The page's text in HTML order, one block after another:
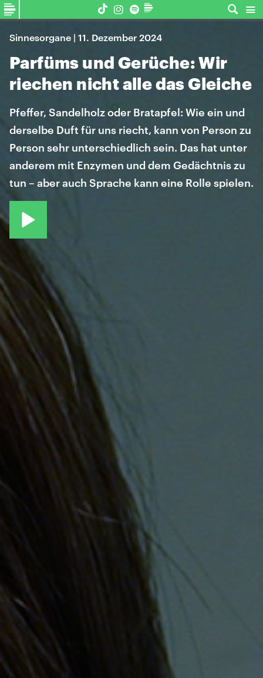
Sinnesorgane | 11. Dezember 2024
Parfüms und Gerüche: Wir
riechen nicht alle das Gleiche
Pfeffer, Sandelholz oder Bratapfel: Wie ein und
derselbe Duft für uns riecht, kann von Person zu
Person sehr unterschiedlich sein. Das hat unter
anderem mit Enzymen und dem Gedächtnis zu
tun – aber auch Sprache kann eine Rolle spielen.